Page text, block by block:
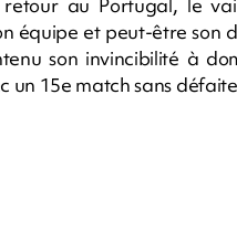
équipe et peut-être son
son invincibilité à
un 15e match sans